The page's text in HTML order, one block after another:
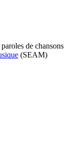
de chansons
(SEAM)